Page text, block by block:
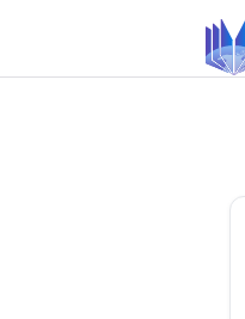
contenido